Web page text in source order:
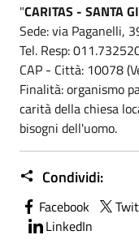
"CARITAS - SANTA
Sede: via Paganelli,
Tel. Resp:
CAP - Città: 10078
Finalità: organismo
carità della chiesa
bisogni dell'uomo.
Condividi:
Facebook
LinkedIn